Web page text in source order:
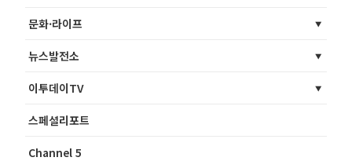
문화·라이프
뉴스발전소
이투데이TV
스페셜리포트
Channel 5